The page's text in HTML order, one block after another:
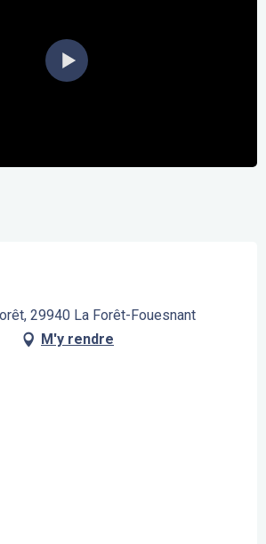
29940 La Forêt-Fouesnant
M'y rendre